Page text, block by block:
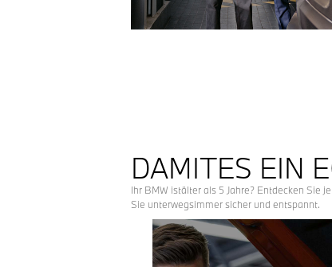
DAMITES EIN
Ihr BMW istälter als 5 Jahre? Entdecken Sie
Sie unterwegsimmer sicher und entspannt.